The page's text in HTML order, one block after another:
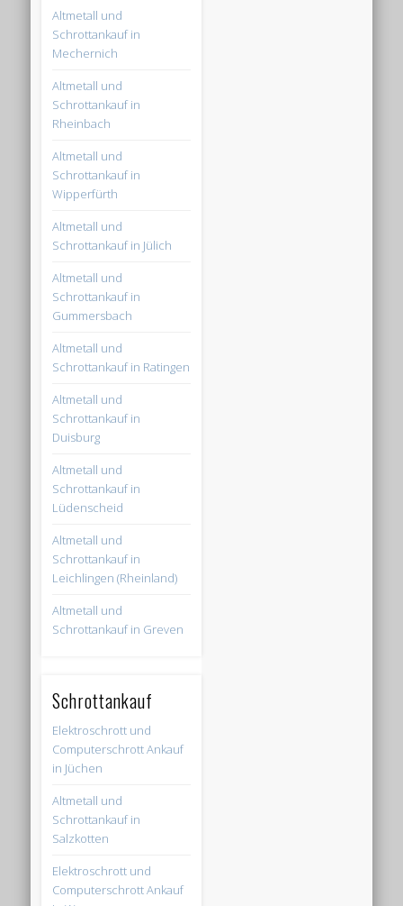
Altmetall und
Schrottankauf in
Mechernich
Altmetall und
Schrottankauf in
Rheinbach
Altmetall und
Schrottankauf in
Wipperfürth
Altmetall und
Schrottankauf in Jülich
Altmetall und
Schrottankauf in
Gummersbach
Altmetall und
Schrottankauf in Ratingen
Altmetall und
Schrottankauf in
Duisburg
Altmetall und
Schrottankauf in
Lüdenscheid
Altmetall und
Schrottankauf in
Leichlingen (Rheinland)
Altmetall und
Schrottankauf in Greven
Schrottankauf
Elektroschrott und
Computerschrott Ankauf
in Jüchen
Altmetall und
Schrottankauf in
Salzkotten
Elektroschrott und
Computerschrott Ankauf